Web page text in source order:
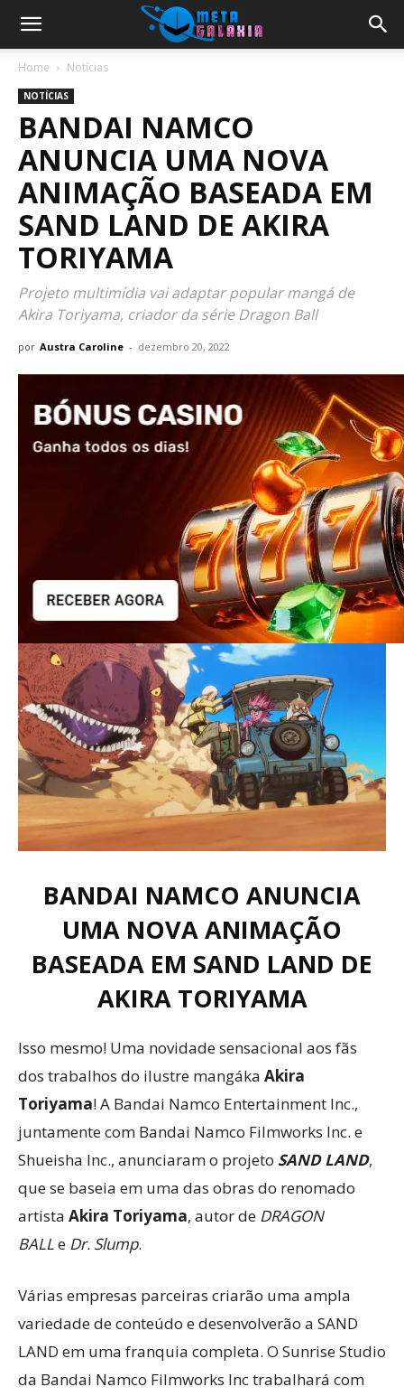
Home Notícias
NOTÍCIAS
BANDAI NAMCO
ANUNCIA UMA NOVA
ANIMAÇÃO BASEADA EM
SAND LAND DE AKIRA
TORIYAMA
Projeto multimídia vai adaptar popular mangá de
Akira Toriyama, criador da série Dragon Ball
por Austra Caroline - dezembro 20, 2022
BANDAI NAMCO ANUNCIA
UMA NOVA ANIMAÇÃO
BASEADA EM SAND LAND DE
AKIRA TORIYAMA
Isso mesmo! Uma novidade sensacional aos fãs
dos trabalhos do ilustre mangáka Akira
Toriyama! A Bandai Namco Entertainment Inc.,
juntamente com Bandai Namco Filmworks Inc. e
Shueisha Inc., anunciaram o projeto SAND LAND,
que se baseia em uma das obras do renomado
artista Akira Toriyama, autor de DRAGON
BALLe Dr. Slump.
Várias empresas parceiras criarão uma ampla
variedade de conteúdo e desenvolverão a SAND
LAND em uma franquia completa. O Sunrise Studio
da Bandai Namco Filmworks Inc trabalhará com